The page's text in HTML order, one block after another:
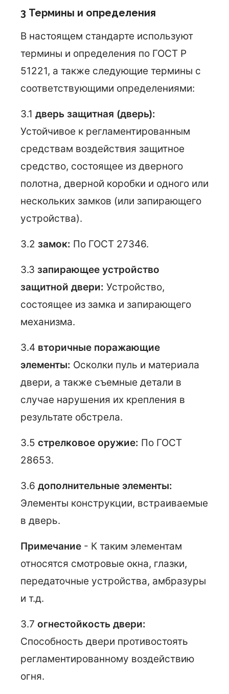
3 Термины и определения
В настоящем стандарте используют
термины и определения по ГОСТ Р
51221, а также следующие термины с
соответствующими определениями:
3.1 дверь защитная (дверь):
Устойчивое к регламентированным
средствам воздействия защитное
средство, состоящее из дверного
полотна, дверной коробки и одного или
нескольких замков (или запирающего
устройства).
3.2 замок: По ГОСТ 27346.
3.3 запирающее устройство
защитной двери: Устройство,
состоящее из замка и запирающего
механизма.
3.4 вторичные поражающие
элементы: Осколки пуль и материала
двери, а также съемные детали в
случае нарушения их крепления в
результате обстрела.
3.5 стрелковое оружие: По ГОСТ
28653.
3.6 дополнительные элементы:
Элементы конструкции, встраиваемые
в дверь.
Примечание - К таким элементам
относятся смотровые окна, глазки,
передаточные устройства, амбразуры
и т.д.
3.7 огнестойкость двери:
Способность двери противостоять
регламентированному воздействию
огня.